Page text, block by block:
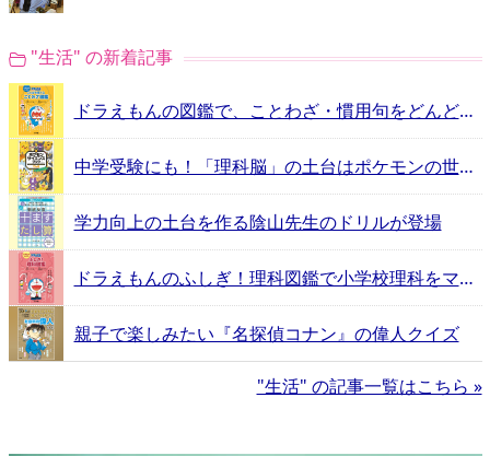
"生活" の新着記事
ドラえもんの図鑑で、ことわざ・慣用句をどんどん覚えよう！
中学受験にも！「理科脳」の土台はポケモンの世界にあった
学力向上の土台を作る陰山先生のドリルが登場
ドラえもんのふしぎ！理科図鑑で小学校理科をマスター！
親子で楽しみたい『名探偵コナン』の偉人クイズ
"生活" の記事一覧はこちら »